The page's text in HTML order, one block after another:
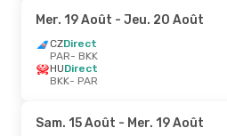
Mer. 19 Août - Jeu. 20 Août
CZDirect
PAR- BKK
HUDirect
BKK- PAR
Sam. 15 Août - Mer. 19 Août